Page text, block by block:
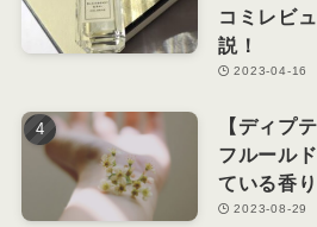
コミレビ
説！
2023-04-16
【ディプ
フルール
ている香
2023-08-29